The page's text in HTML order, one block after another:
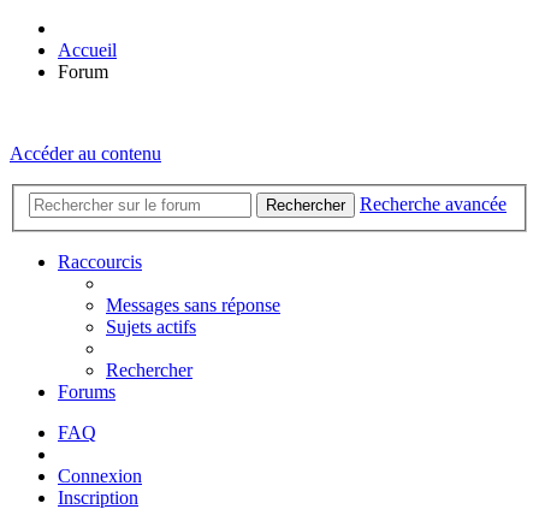
Accueil
Forum
Accéder au contenu
Rechercher Recherche avancée
Raccourcis
Messages sans réponse
Sujets actifs
Rechercher
Forums
FAQ
Connexion
Inscription